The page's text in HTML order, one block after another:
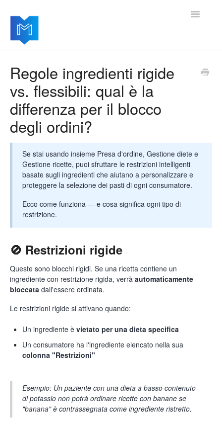
Toggle
Per iniziare
Gestire le impostazioni
Aggiungere moduli avanzati
Aggiornamenti del software
Regole ingredienti rigide
vs. flessibili: qual è la
differenza per il blocco
degli ordini?
Se stai usando insieme Presa d'ordine, Gestione diete e
Gestione ricette, puoi sfruttare le restrizioni intelligenti
basate sugli ingredienti che aiutano a personalizzare e
proteggere la selezione dei pasti di ogni consumatore.
Ecco come funziona — e cosa significa ogni tipo di
restrizione.
🚫 Restrizioni rigide
Queste sono blocchi rigidi. Se una ricetta contiene un
ingrediente con restrizione rigida, verrà automaticamente
bloccata dall'essere ordinata.
Le restrizioni rigide si attivano quando:
Un ingrediente è vietato per una dieta specifica
Un consumatore ha l'ingrediente elencato nella sua
colonna "Restrizioni"
Esempio: Un paziente con una dieta a basso contenuto
di potassio non potrà ordinare ricette con banane se
"banana" è contrassegnata come ingrediente ristretto.